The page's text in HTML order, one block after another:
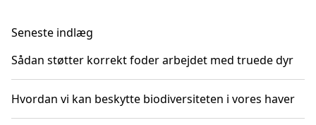
Seneste indlæg
Sådan støtter korrekt foder arbejdet med truede dyr
Hvordan vi kan beskytte biodiversiteten i vores haver